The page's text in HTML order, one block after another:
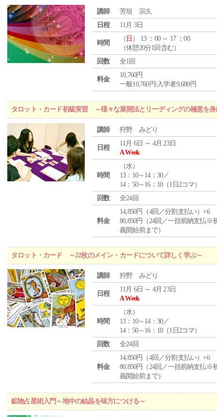
講師
芳垣 宗久
日程
11月 3日
時間
（ 日 ） 13 ：00 ～ 17 ：00
（休憩20分1回含む）
回数
全1回
料金
10,760円
一般10,760円/入学者9,680円
タロット・カード初級実習 ～様々な展開法とリーディングの極意を身
講師 狩野 みどり
日程
11月 6日 ～ 4月 23日
A Week
時間
（水）
13：10～14：30／
14：50～16：10（1日2コマ）
回数
全24回
料金
14,850円（4回／分割支払い）×6
80,850円（24回／一括前納支払※
義開始前まで）
タロット・カード ～22枚のメイン・カードについて詳しく学ぶ～
講師 狩野 みどり
日程
11月 6日 ～ 4月 23日
A Week
時間
（水）
13：10～14：30／
14：50～16：10（1日2コマ）
回数
全24回
料金
14,850円（4回／分割支払い）×6
80,850円（24回／一括前納支払※
義開始前まで）
鉱物占星術入門～地中の結晶を味方につける～